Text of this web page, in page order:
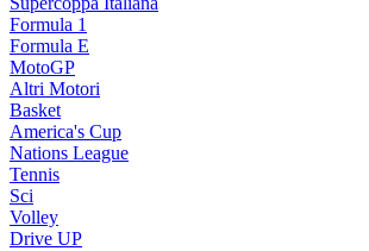
Formula 1
Formula E
MotoGP
Altri Motori
Basket
America's Cup
Nations League
Tennis
Sci
Volley
Drive UP